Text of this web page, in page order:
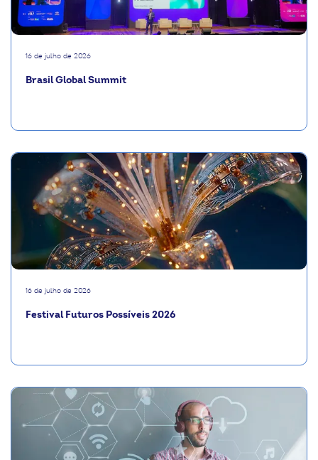
16 de julho de 2026
Brasil Global Summit
16 de julho de 2026
Festival Futuros Possíveis 2026